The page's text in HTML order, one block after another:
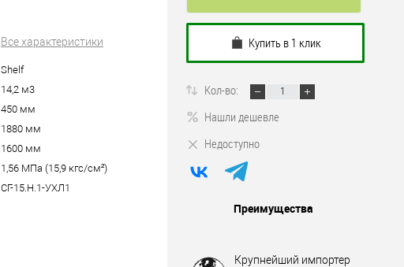
Все характеристики
Shelf
14,2 м3
450 мм
1880 мм
1600 мм
1,56 МПа (15,9 кгс/см²)
СГ-15.Н.1-УХЛ1
Купить в 1 клик
Кол-во:
Нашли дешевле
Недоступно
Преимущества
Крупнейший импортер